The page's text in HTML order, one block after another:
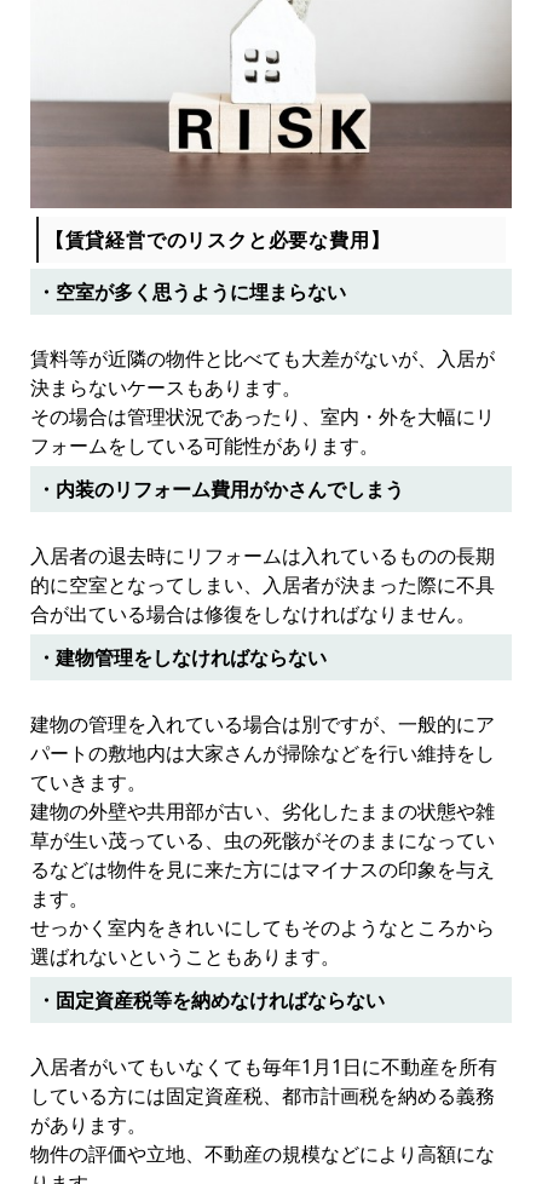
【賃貸経営でのリスクと必要な費用】
・空室が多く思うように埋まらない
賃料等が近隣の物件と比べても大差がないが、入居が
決まらないケースもあります。
その場合は管理状況であったり、室内・外を大幅にリ
フォームをしている可能性があります。
・内装のリフォーム費用がかさんでしまう
入居者の退去時にリフォームは入れているものの長期
的に空室となってしまい、入居者が決まった際に不具
合が出ている場合は修復をしなければなりません。
・建物管理をしなければならない
建物の管理を入れている場合は別ですが、一般的にア
パートの敷地内は大家さんが掃除などを行い維持をし
ていきます。
建物の外壁や共用部が古い、劣化したままの状態や雑
草が生い茂っている、虫の死骸がそのままになってい
るなどは物件を見に来た方にはマイナスの印象を与え
ます。
せっかく室内をきれいにしてもそのようなところから
選ばれないということもあります。
・固定資産税等を納めなければならない
入居者がいてもいなくても毎年1月1日に不動産を所有
している方には固定資産税、都市計画税を納める義務
があります。
物件の評価や立地、不動産の規模などにより高額にな